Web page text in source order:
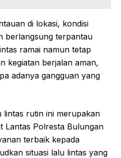
di lokasi, kondisi
berlangsung terpantau
ramai namun tetap
kegiatan berjalan aman,
adanya gangguan yang
lintas rutin ini merupakan
Lantas Polresta Bulungan
terbaik kepada
situasi lalu lintas yang